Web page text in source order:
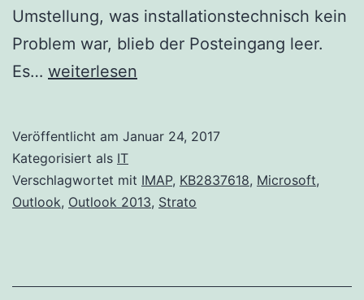
Umstellung, was installationstechnisch kein
Problem war, blieb der Posteingang leer.
Es… Microsoft
mit
Strato
IMAP
weiterlesen
Veröffentlicht am Januar 24, 2017
Kategorisiert als IT
Verschlagwortet mit IMAP, KB2837618, Microsoft,
Outlook, Outlook 2013, Strato